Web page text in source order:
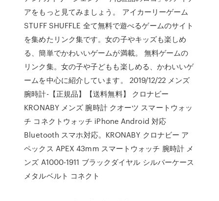
アをもっと見てみましょう。 アイカーリーゲーム
STUFF SHUFFLE 全て無料で遊べるゲームのサイト
を集めたリンク集です。女の子やキッズも楽しめ
る、簡単でかわいいゲームが満載。 無料ゲームの
リンク集。女の子や子どもも楽しめる、かわいいゲ
ームを中心に紹介しています。 2019/12/22 メンズ
腕時計-【正規品】【送料無料】 クロナビー
KRONABY メンズ 腕時計 クオーツ スマートウォッ
チ コネクトウォッチ iPhone Android 対応
Bluetooth スマホ対応。KRONABY クロナビー ア
ペックス APEX 43mm スマートウォッチ 腕時計 メ
ンズ A1000-1911 ブラックダイヤル シルバーケース
メタルベルト コネクト